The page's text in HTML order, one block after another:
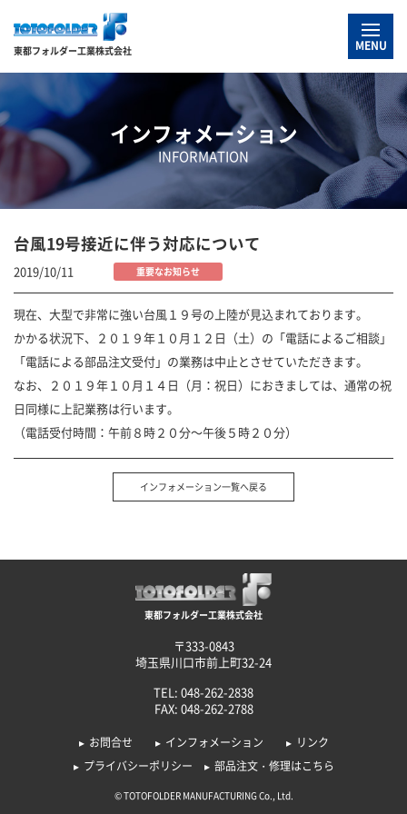
東都フォルダー工業株式会社 MENU
インフォメーション
INFORMATION
台風19号接近に伴う対応について
2019/10/11 重要なお知らせ
現在、大型で非常に強い台風１９号の上陸が見込まれております。
かかる状況下、２０１９年１０月１２日（土）の「電話によるご相談」
「電話による部品注文受付」の業務は中止とさせていただきます。
なお、２０１９年１０月１４日（月：祝日）におきましては、通常の祝
日同様に上記業務は行います。
（電話受付時間：午前８時２０分～午後５時２０分）
インフォメーション一覧へ戻る
東都フォルダー工業株式会社
〒333-0843
埼玉県川口市前上町32-24
TEL: 048-262-2838
FAX: 048-262-2788
お問合せ インフォメーション
リンク
プライバシーポリシー
部品注文・修理はこちら
© TOTOFOLDER MANUFACTURING Co., Ltd.